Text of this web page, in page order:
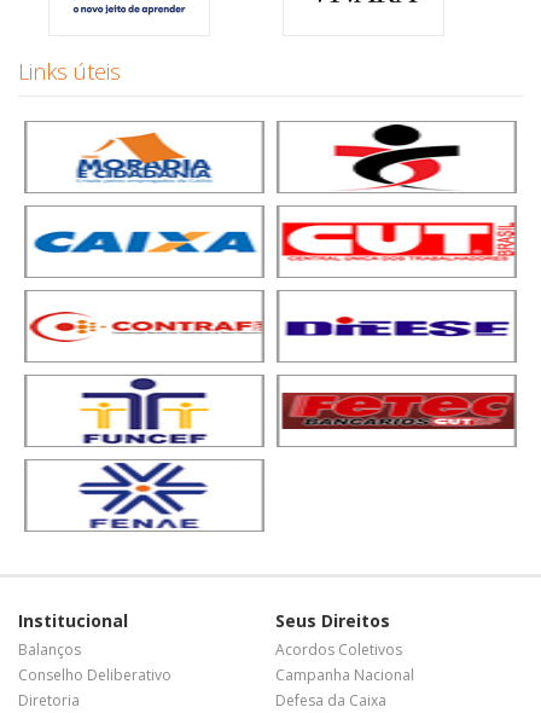
Links úteis
Institucional
Balanços
Conselho Deliberativo
Diretoria
Seus Direitos
Acordos Coletivos
Campanha Nacional
Defesa da Caixa